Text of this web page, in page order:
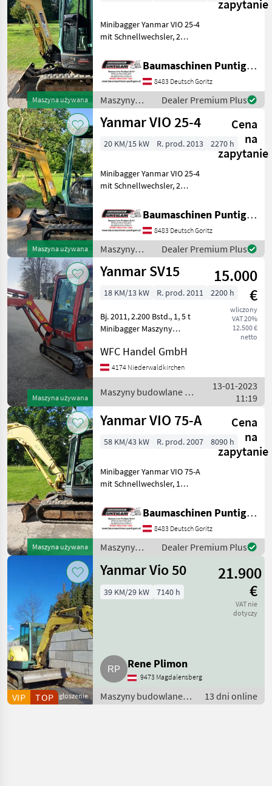
Maszyna używana
zapytanie
Minibagger Yanmar VIO 25-4
mit Schnellwechsler, 2
hydraulisch,
Referenznummer: 1967
Baumaschinen Puntigam
GmbH Unser Spezialgebiet:
A
Baumaschinen Puntigam GmbH
8483 Deutsch Goritz
Maszyny
budowlane /
Yanmar
Dealer Premium Plus
Maszyna używana
Yanmar VIO 25-4
Cena
na
zapytanie
20 KM/15 kW R. prod. 2013 2270 h
Minibagger Yanmar VIO 25-4
mit Schnellwechsler, 2
hydraulisch,
Referenznummer: 1008
Baumaschinen Puntigam
GmbH Unser Spezialgebiet:
Baumaschinen Puntigam GmbH
8483 Deutsch Goritz
Maszyny
budowlane /
Yanmar
Dealer Premium Plus
Maszyna używana
Yanmar SV15
15.000
€
wliczony
VAT 20%
12.500 €
netto
18 KM/13 kW R. prod. 2011 2200 h
Bj. 2011, 2.200 Bstd., 1, 5 t
Minibagger Maszyny
WFC Handel GmbH
4174 Niederwaldkirchen
Maszyny budowlane /
Yanmar
13-01-2023
11:19
Maszyna używana
Yanmar VIO 75-A
Cena
na
zapytanie
58 KM/43 kW R. prod. 2007 8090 h
Minibagger Yanmar VIO 75-A
mit Schnellwechsler, 1
hydraulisch,
Betriebsgewicht 7720 kg,
Referenznummer: 1859
Baumaschinen Puntigam G
Baumaschinen Puntigam GmbH
8483 Deutsch Goritz
Maszyny
Yanmar
Dealer Premium Plus
Ogłoszenie
VIP TOP
Yanmar Vio 50
21.900
€
VAT nie
dotyczy
39 KM/29 kW 7140 h
Rene Plimon
9473 Magdalensberg
Maszyny budowlane /
Minikoparki
13 dni online